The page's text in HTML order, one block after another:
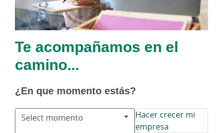
Te acompañamos en el
camino...
¿En que momento estás?
Select momento
Hacer crecer mi
empresa